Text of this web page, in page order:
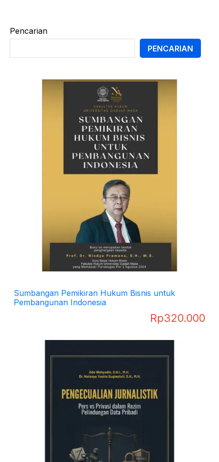
Pencarian
PENCARIAN
Sumbangan Pemikiran Hukum Bisnis untuk
Pembangunan Indonesia
Rp320.000